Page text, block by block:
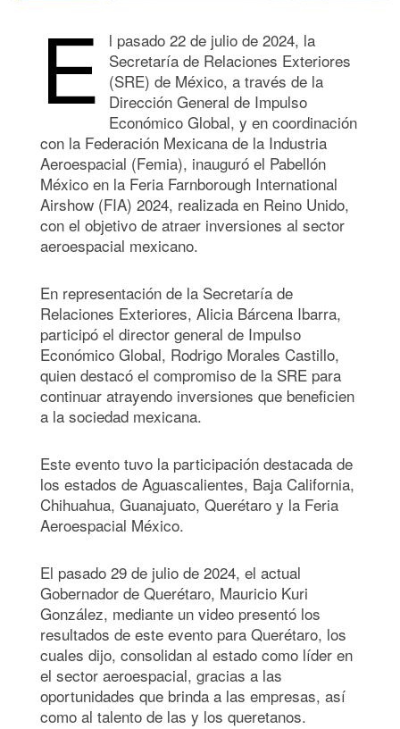
E
l pasado 22 de julio de 2024, la
Secretaría de Relaciones Exteriores
(SRE) de México, a través de la
Dirección General de Impulso
Económico Global, y en coordinación
con la Federación Mexicana de la Industria
Aeroespacial (Femia), inauguró el Pabellón
México en la Feria Farnborough International
Airshow (FIA) 2024, realizada en Reino Unido,
con el objetivo de atraer inversiones al sector
aeroespacial mexicano.
En representación de la Secretaría de
Relaciones Exteriores, Alicia Bárcena Ibarra,
participó el director general de Impulso
Económico Global, Rodrigo Morales Castillo,
quien destacó el compromiso de la SRE para
continuar atrayendo inversiones que beneficien
a la sociedad mexicana.
Este evento tuvo la participación destacada de
los estados de Aguascalientes, Baja California,
Chihuahua, Guanajuato, Querétaro y la Feria
Aeroespacial México.
El pasado 29 de julio de 2024, el actual
Gobernador de Querétaro, Mauricio Kuri
González, mediante un video presentó los
resultados de este evento para Querétaro, los
cuales dijo, consolidan al estado como líder en
el sector aeroespacial, gracias a las
oportunidades que brinda a las empresas, así
como al talento de las y los queretanos.